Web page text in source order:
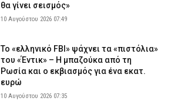
θα γίνει σεισμός»
10 Αυγούστου 2026 07:49
Το «ελληνικό FBI» ψάχνει τα «πιστόλια»
του «Έντικ» – Η μπαζούκα από τη
Ρωσία και ο εκβιασμός για ένα εκατ.
ευρώ
10 Αυγούστου 2026 07:35